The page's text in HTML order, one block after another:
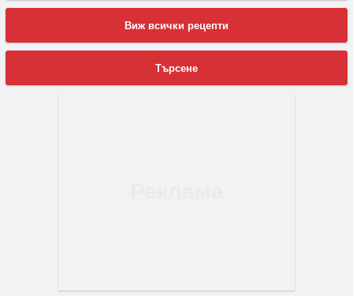
Виж всички рецепти
Търсене